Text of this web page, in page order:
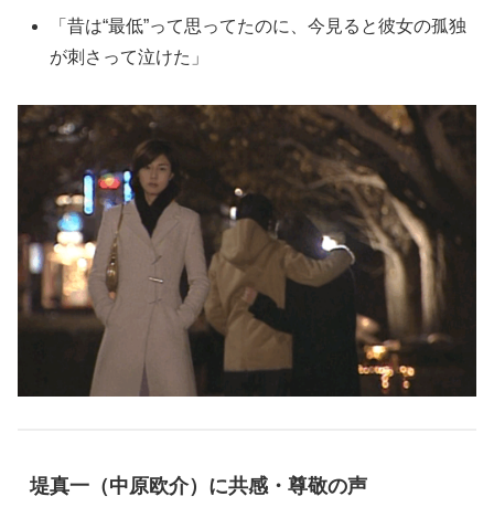
「昔は“最低”って思ってたのに、今見ると彼女の孤独
が刺さって泣けた」
堤真一（中原欧介）に共感・尊敬の声